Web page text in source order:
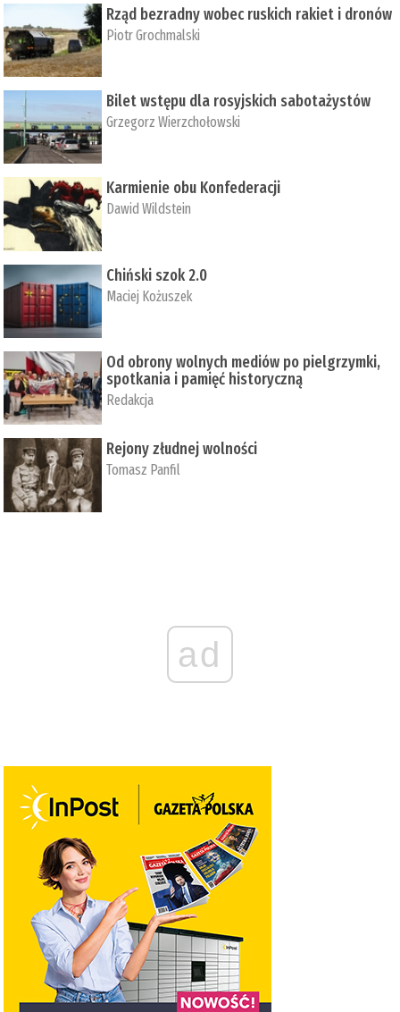
Rząd bezradny wobec ruskich rakiet i dronów
Piotr Grochmalski
Bilet wstępu dla rosyjskich sabotażystów
Grzegorz Wierzchołowski
Karmienie obu Konfederacji
Dawid Wildstein
Chiński szok 2.0
Maciej Kożuszek
Od obrony wolnych mediów po pielgrzymki,
spotkania i pamięć historyczną
Redakcja
Rejony złudnej wolności
Tomasz Panfil
ad